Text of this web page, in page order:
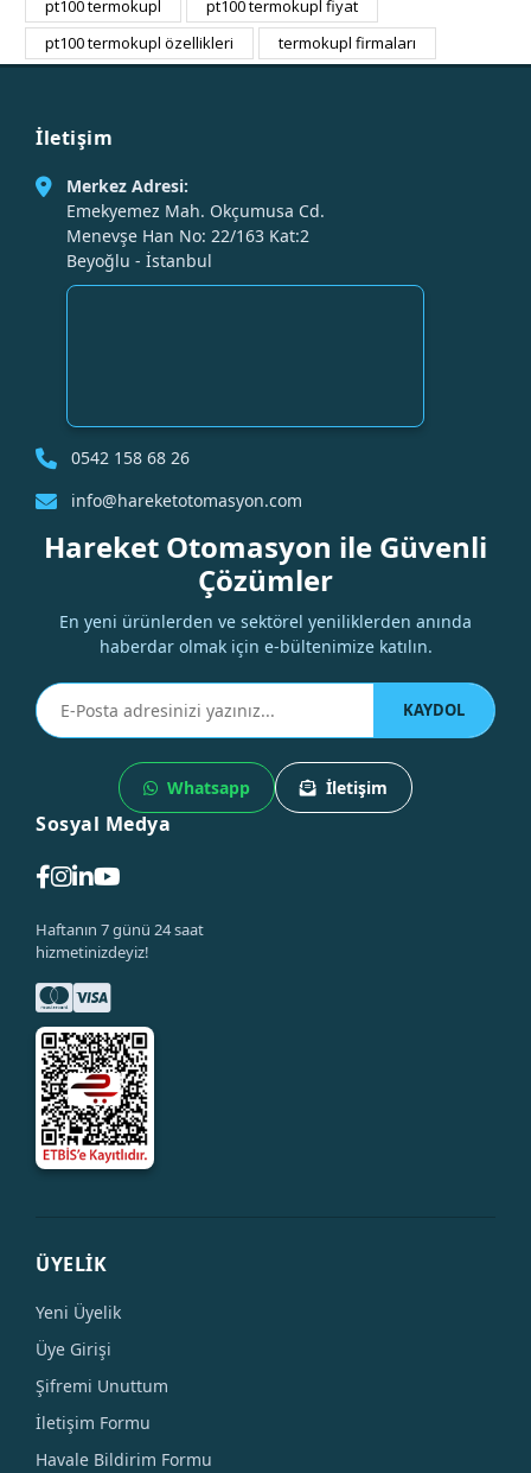
pt100 termokupl
pt100 termokupl fiyat
pt100 termokupl özellikleri
termokupl firmaları
İletişim
Merkez Adresi:
Emekyemez Mah. Okçumusa Cd.
Menevşe Han No: 22/163 Kat:2
Beyoğlu - İstanbul
0542 158 68 26
info@hareketotomasyon.com
Hareket Otomasyon ile Güvenli
Çözümler
En yeni ürünlerden ve sektörel yeniliklerden anında
haberdar olmak için e-bültenimize katılın.
KAYDOL
Whatsapp İletişim
Sosyal Medya
Haftanın 7 günü 24 saat
hizmetinizdeyiz!
ÜYELİK
Yeni Üyelik
Üye Girişi
Şifremi Unuttum
İletişim Formu
Havale Bildirim Formu